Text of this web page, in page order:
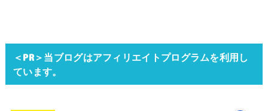
＜PR＞当ブログはアフィリエイトプログラムを利用し
ています。